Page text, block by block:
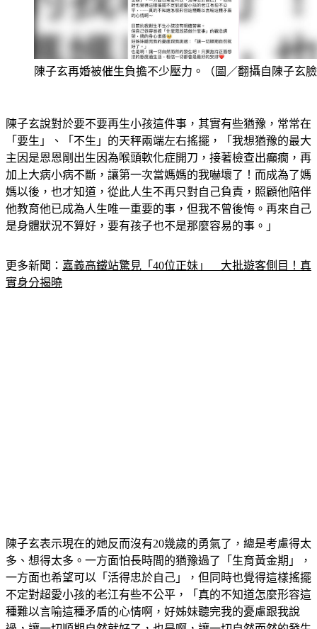
陳子玄再婚被催生負擔不少壓力。（圖／翻攝自陳子玄
「要生」、「不生」的天秤兩端左右搖擺，「我想猶豫的最大
主因是恩恩剛出生因為喉頭軟化症開刀，接著檢查出癲癇，再
加上大病小病不斷，讓第一次當媽媽的我嚇壞了！而成為了媽
媽以後，也才知道，從此人生不再只對自己負責，照顧他陪伴
他教育他已成為人生唯一重要的事，但我不曾後悔。再來自己
是身體狀況不算好，要有孩子也不是那麼容易的事。」
實身分揭曉
多、想得太多。一方面怕長時間的猶豫過了「生育黃金期」，
一方面也希望可以「活得忠於自己」，但同時也覺得這樣搖擺
不定對超愛小孩的老江有些不公平，「真的不知道怎麼形容這
種難以言喻這種矛盾的心情啊，好姊妹聽完我的憂慮跟我說
過，讓一切順期自然就好了，也是啊，讓一切自然而然的發生